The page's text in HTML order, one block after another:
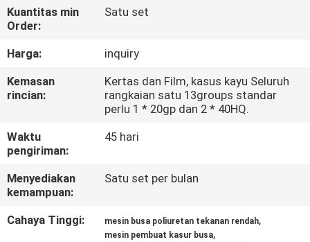
KONTROL
KUALITAS
HUBUNGI
KAMI
PERMINTAAN
PENAWARAN
SITEMAP
Kuantitas min
Order:
Satu set
Harga:
inquiry
Kemasan
rincian:
Kertas dan Film, kasus kayu Seluruh
rangkaian satu 13groups standar
perlu 1 * 20gp dan 2 * 40HQ.
Waktu
pengiriman:
45 hari
Menyediakan
kemampuan:
Satu set per bulan
Cahaya Tinggi: mesin busa poliuretan tekanan rendah,
mesin pembuat kasur busa,